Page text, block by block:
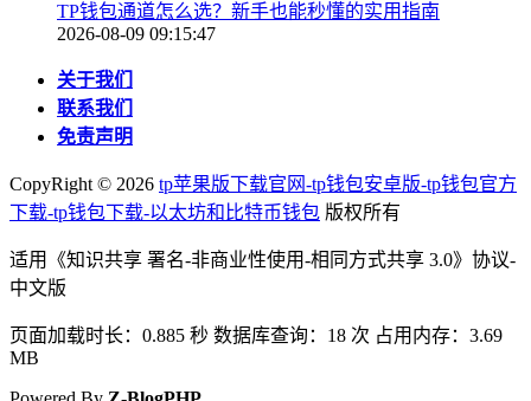
TP钱包通道怎么选？新手也能秒懂的实用指南
2026-08-09 09:15:47
关于我们
联系我们
免责声明
CopyRight © 2026 tp苹果版下载官网-tp钱包安卓版-tp钱包官方
下载-tp钱包下载-以太坊和比特币钱包 版权所有
适用《知识共享 署名-非商业性使用-相同方式共享 3.0》协议-
中文版
页面加载时长：0.885 秒 数据库查询：18 次 占用内存：3.69
MB